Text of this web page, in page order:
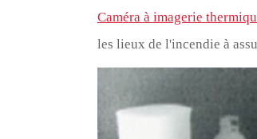
Caméra à imagerie
les lieux de l'incendie à